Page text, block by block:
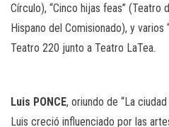
Círculo), “Cinco hijas feas” (Teatro
Hispano del Comisionado), y
Teatro 220 junto a Teatro LaTea.
Luis PONCE, oriundo de “La
Luis creció influenciado por las